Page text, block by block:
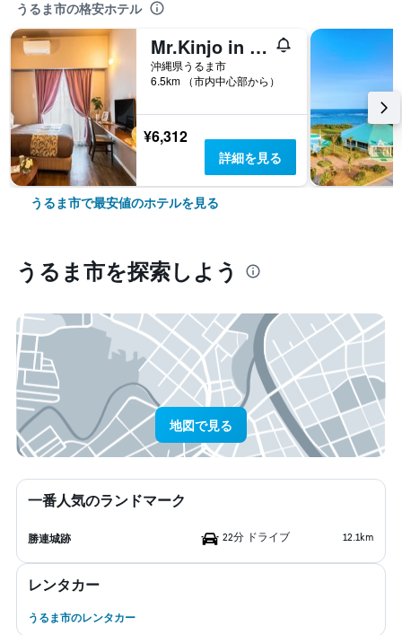
うるま市の格安ホテル
Mr.Kinjo in 石川インター
沖縄県うるま市
6.5km （市内中心部から）
¥6,312
詳細を見る
うるま市で最安値のホテルを見る
うるま市​を探索しよう
地図で見る
一番人気のランドマーク
勝連城跡 22分 ドライブ 12.1km
レンタカー
うるま市のレンタカー